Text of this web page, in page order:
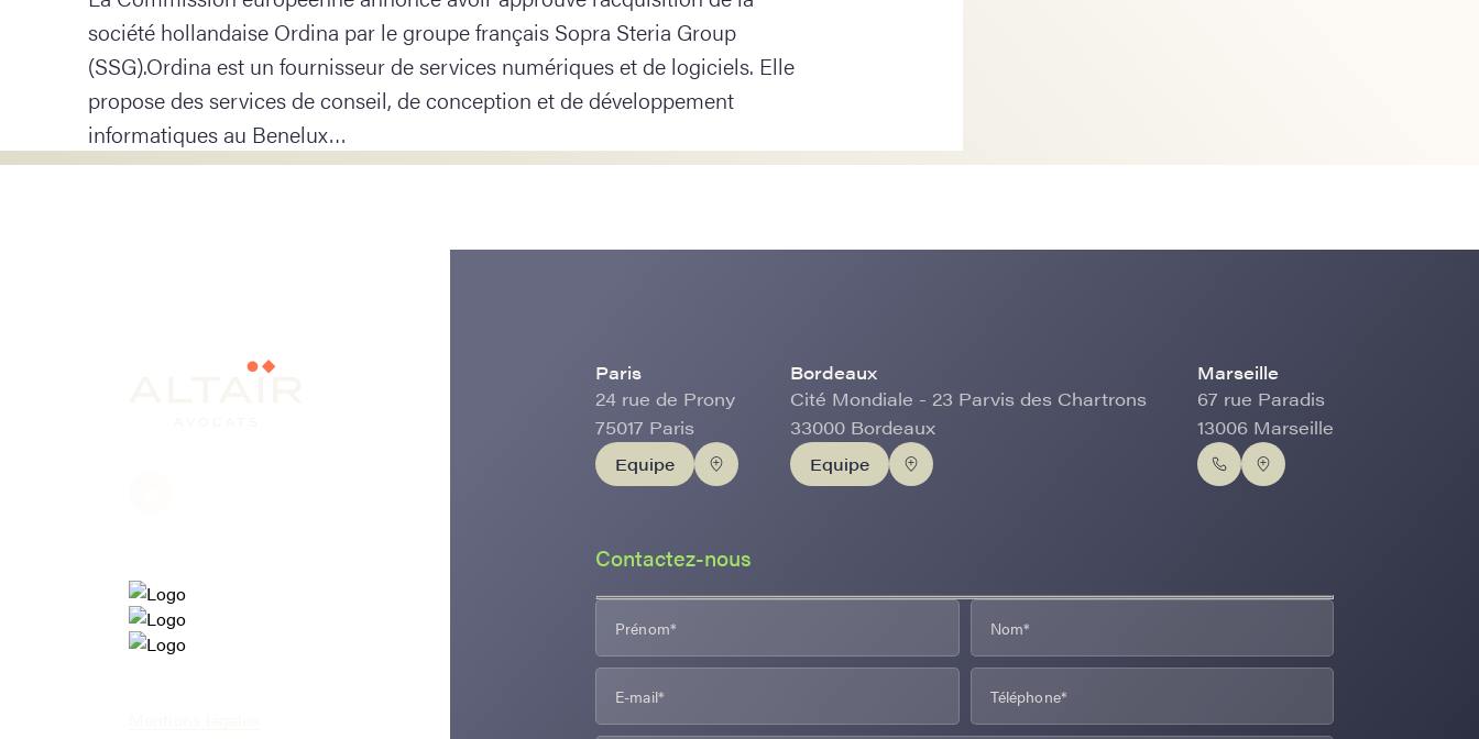
société hollandaise Ordina par le groupe français Sopra Steria Group
(SSG).Ordina est un fournisseur de services numériques et de logiciels. Elle
propose des services de conseil, de conception et de développement
informatiques au Benelux…
Paris
24 rue de Prony
75017 Paris
Equipe
Bordeaux
Cité Mondiale - 23 Parvis des Chartrons
33000 Bordeaux
Equipe
Marseille
67 rue Paradis
13006 Marseille
Contactez-nous